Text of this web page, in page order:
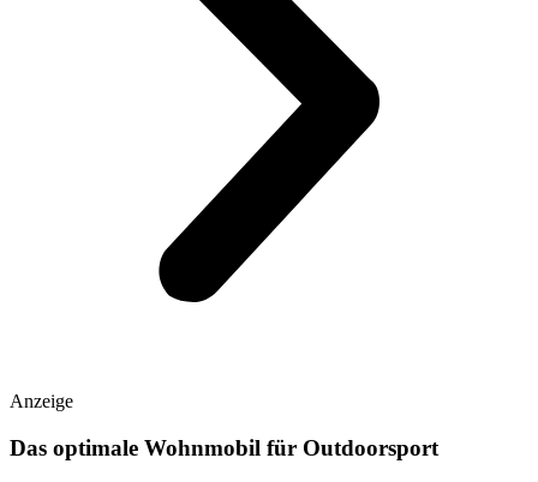
Anzeige
Das optimale Wohnmobil für Outdoorsport